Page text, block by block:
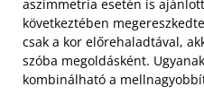
aszimmetria esetén is
következtében
csak a kor előrehaladtával,
szóba megoldásként.
kombinálható a